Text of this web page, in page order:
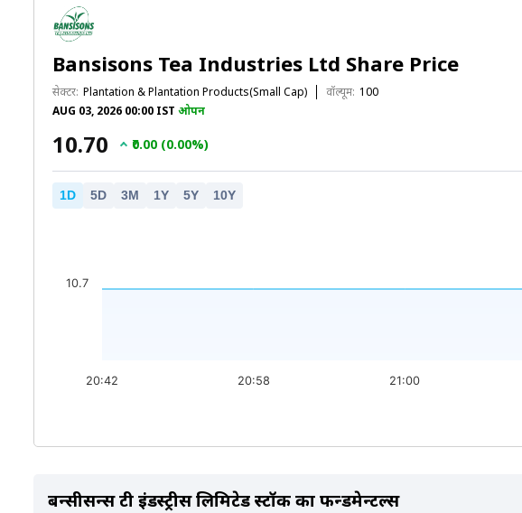
Bansisons Tea Industries Ltd Share Price
सेक्टर: Plantation & Plantation Products(Small Cap) वॉल्यूम: 100
AUG 03, 2026 00:00 IST ओपन
₹10.70 ₹0.00 (0.00%)
1D 5D 3M 1Y 5Y 10Y
20:42 20:58 21:00
10.7
बन्सीसन्स टी इंडस्ट्रीस लिमिटेड स्टॉक का फन्डमेन्टल्स